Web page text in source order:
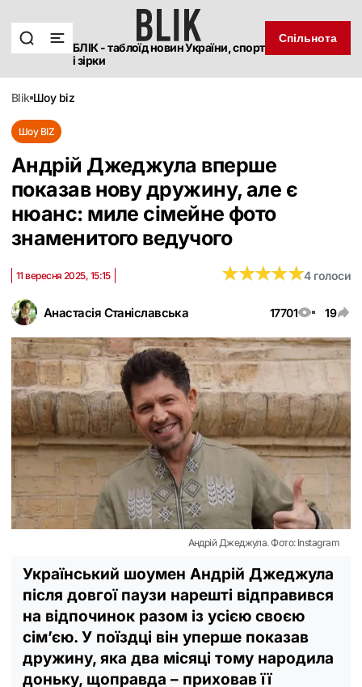
БЛІК - таблоїд новин України, спорт
і зірки
Спільнота
blik шоу biz
Шоу BIZ
Андрій Джеджула вперше
показав нову дружину, але є
нюанс: миле сімейне фото
знаменитого ведучого
Анастасія Станіславська 17701 19
11 вересня 2025, 15:15 ★★★★★
★★★★★4 голоси
Андрій Джеджула. Фото: Instagram
Український шоумен Андрій Джеджула
після довгої паузи нарешті відправився
на відпочинок разом із усією своєю
сім’єю. У поїздці він уперше показав
дружину, яка два місяці тому народила
доньку, щоправда – приховав її